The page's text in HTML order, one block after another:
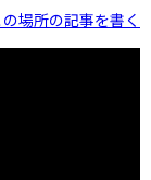
の場所の記事を書く